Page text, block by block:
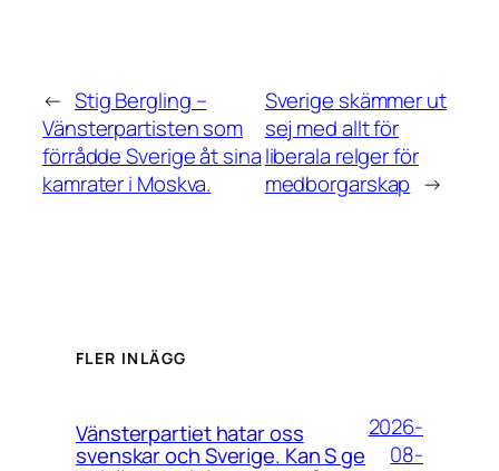
← Stig Bergling –
Vänsterpartisten som
förrådde Sverige åt sina
kamrater i Moskva.
Sverige skämmer ut
sej med allt för
liberala relger för
medborgarskap →
FLER INLÄGG
Vänsterpartiet hatar oss
svenskar och Sverige. Kan S ge
2026-
08-